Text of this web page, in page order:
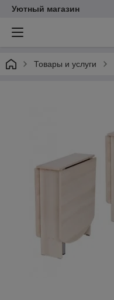
Уютный магазин
Товары и услуги